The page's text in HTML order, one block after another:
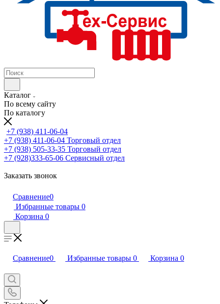
Каталог
По всему сайту
По каталогу
+7 (938) 411-06-04
+7 (938) 411-06-04 Торговый отдел
+7 (938) 505-33-35 Торговый отдел
+7 (928)333-65-06 Сервисный отдел
Заказать звонок
Сравнение0
Избранные товары 0
Корзина 0
Сравнение0 Избранные товары 0 Корзина 0